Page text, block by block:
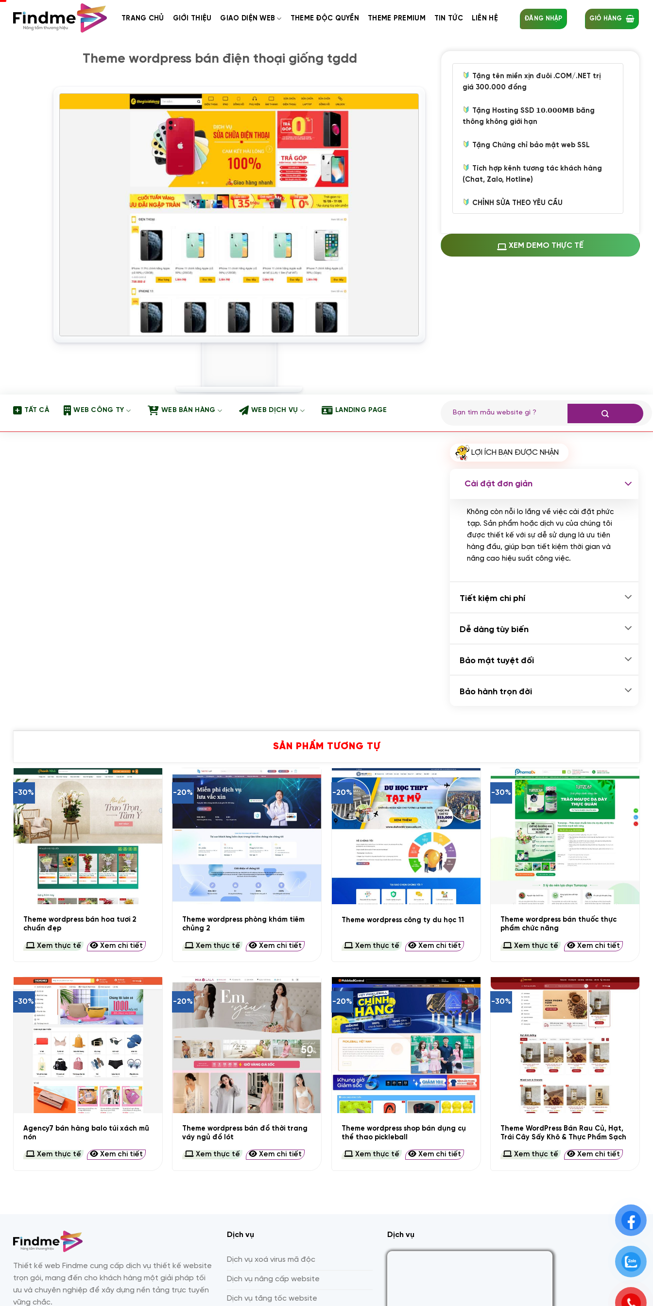
TRANG CHỦ GIỚI THIỆU GIAO DIỆN WEB THEME ĐỘC QUYỀN THEME PREMIUM TIN TỨC LIÊN HỆ ĐĂNG NHẬP GIỎ HÀNG
Theme wordpress bán điện thoại giống tgdd
Tặng tên miền xịn đuôi .COM/.NET trị
giá 300.000 đồng
Tặng Hosting SSD 𝟭𝟬.𝟬𝟬𝟬𝗠𝗕 băng
thông không giới hạn
Tặng Chứng chỉ bảo mật web SSL
Tích hợp kênh tương tác khách hàng
(Chat, Zalo, Hotline)
CHỈNH SỬA THEO YÊU CẦU
Thay logo + thông tin doanh nghiệp
(+100.000 VND)
Cài đặt plugin theo yêu cầu
(+100.000 VND)
qua ngân hàng vietcombank,
XEM DEMO THỰC TẾ
TẤT CẢ WEB CÔNG TY WEB BÁN HÀNG WEB DỊCH VỤ LANDING PAGE
kiếm:
LỢI ÍCH BẠN ĐƯỢC NHẬN
Cài đặt đơn giản
Không còn nỗi lo lắng về việc cài đặt phức
tạp. Sản phẩm hoặc dịch vụ của chúng tôi
được thiết kế với sự dễ sử dụng là ưu tiên
hàng đầu, giúp bạn tiết kiệm thời gian và
nâng cao hiệu suất công việc.
Tiết kiệm chi phí
Dễ dàng tùy biến
Bảo mật tuyệt đối
Bảo hành trọn đời
SẢN PHẨM TƯƠNG TỰ
-30%
Theme wordpress bán hoa tươi 2
chuẩn đẹp
Xem thực tế Xem chi tiết
-20%
Theme wordpress phòng khám tiêm
chủng 2
Xem thực tế Xem chi tiết
-20%
Theme wordpress công ty du học 11
Xem thực tế Xem chi tiết
-30%
Theme wordpress bán thuốc thực
phẩm chức năng
Xem thực tế Xem chi tiết
-30%
Agency7 bán hàng balo túi xách mũ
nón
Xem thực tế Xem chi tiết
-20%
+
Theme wordpress bán đồ thời trang
váy ngủ đồ lót
Xem thực tế Xem chi tiết
-20%
+
Theme wordpress shop bán dụng cụ
thể thao pickleball
Xem thực tế Xem chi tiết
-30%
Theme WordPress Bán Rau Củ, Hạt,
Trái Cây Sấy Khô & Thực Phẩm Sạch
Xem thực tế Xem chi tiết
Thiết kế web Findme cung cấp dịch vụ thiết kế website
trọn gói, mang đến cho khách hàng một giải pháp tối
ưu và chuyên nghiệp để xây dựng nền tảng trực tuyến
vững chắc.
Dịch vụ
Dịch vụ xoá virus mã độc
Dịch vụ nâng cấp website
Dịch vụ tăng tốc website
Dịch vụ